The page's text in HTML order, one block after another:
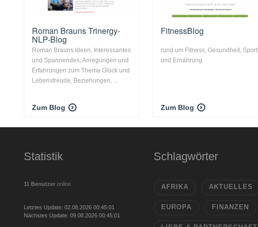
Roman Brauns Trinergy-
NLP-Blog
Roman Brauns Ideen, Interessantes
und Spannendes, Anregungen und
Erfahrungen zum Thema Glück und
Lebensfreude, Beziehungen, ...
Zum Blog
FitnessBlog
rund um Fitness, Gesundheit, Sport
und Ernährung
Zum Blog
Statistik
11 Benutzer online
Letztes Update: 02.08.2026 00:45:01
Nächstes Update: 09.08.2026 00:45:01
Schlagwörter
AFRIKA AKTUELLES
EUROPA FINANZEN